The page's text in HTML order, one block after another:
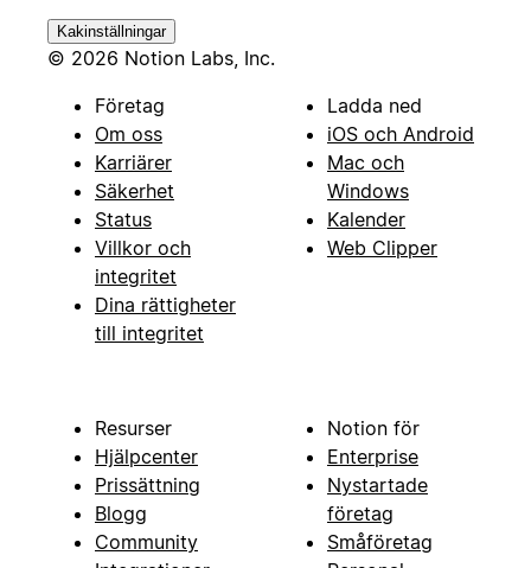
Kakinställningar
© 2026 Notion Labs, Inc.
Företag
Om oss
Karriärer
Säkerhet
Status
Villkor och
integritet
Dina rättigheter
till integritet
Ladda ned
iOS och Android
Mac och
Windows
Kalender
Web Clipper
Resurser
Hjälpcenter
Prissättning
Blogg
Community
Notion för
Enterprise
Nystartade
företag
Småföretag